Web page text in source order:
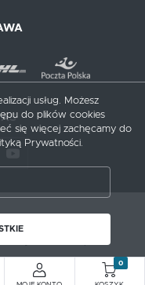
0
usług. Możesz
do plików cookies
się więcej zachęcamy do
Prywatności.